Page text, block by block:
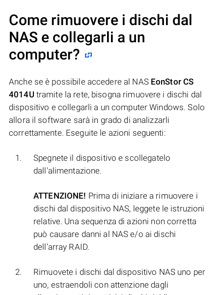
Come rimuovere i dischi dal
NAS e collegarli a un
computer?
Anche se è possibile accedere al NAS EonStor CS
4014U tramite la rete, bisogna rimuovere i dischi dal
dispositivo e collegarli a un computer Windows. Solo
allora il software sarà in grado di analizzarli
correttamente. Eseguite le azioni seguenti:
Spegnete il dispositivo e scollegatelo
dall'alimentazione.
ATTENZIONE! Prima di iniziare a rimuovere i
dischi dal dispositivo NAS, leggete le istruzioni
relative. Una sequenza di azioni non corretta
può causare danni al NAS e/o ai dischi
dell'array RAID.
Rimuovete i dischi dal dispositivo NAS uno per
uno, estraendoli con attenzione dagli